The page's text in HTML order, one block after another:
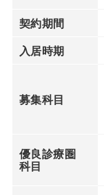
契約期間
入居時期
募集科目
優良診療圏
科目